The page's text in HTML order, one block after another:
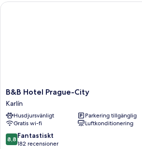
B&B
Hotel
Prague-
City
Karlín
B&B Hotel Prague-City
Karlín
Husdjursvänligt
Parkering tillgänglig
Gratis wi-fi
Luftkonditionering
8.8
av
8,8 Fantastiskt
182 recensioner
B&B Hotel Prague-City